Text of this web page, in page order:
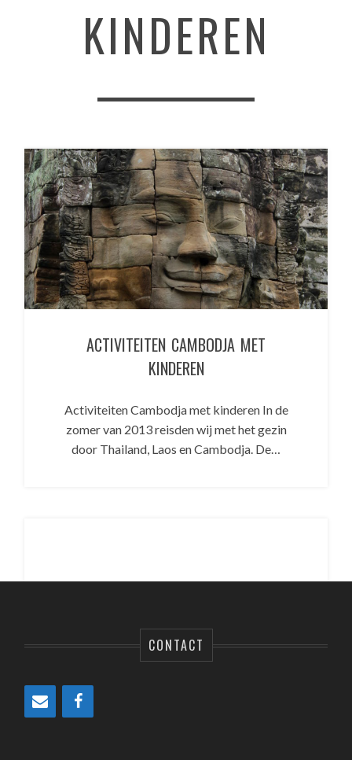
KINDEREN
ACTIVITEITEN CAMBODJA MET
KINDEREN
Activiteiten Cambodja met kinderen In de
zomer van 2013 reisden wij met het gezin
door Thailand, Laos en Cambodja. De…
CONTACT